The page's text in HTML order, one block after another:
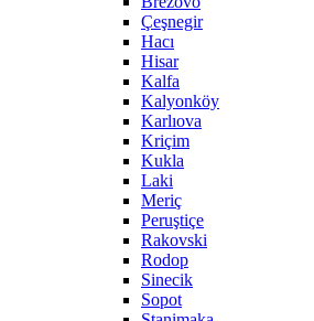
Çeşnegir
Hacı
Hisar
Kalfa
Kalyonköy
Karlıova
Kriçim
Kukla
Laki
Meriç
Peruştiçe
Rakovski
Rodop
Sinecik
Sopot